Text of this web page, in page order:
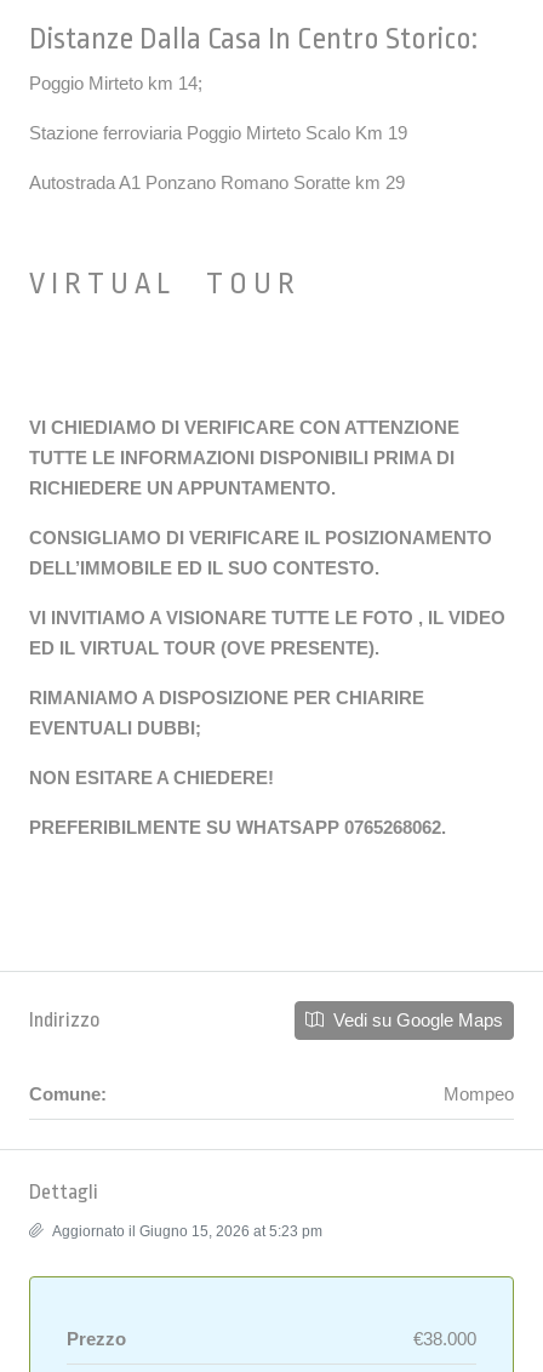
Distanze Dalla Casa In Centro Storico:
Poggio Mirteto km 14;
Stazione ferroviaria Poggio Mirteto Scalo Km 19
Autostrada A1 Ponzano Romano Soratte km 29
V I R T U A L T O U R
VI CHIEDIAMO DI VERIFICARE CON ATTENZIONE
TUTTE LE INFORMAZIONI DISPONIBILI PRIMA DI
RICHIEDERE UN APPUNTAMENTO.
CONSIGLIAMO DI VERIFICARE IL POSIZIONAMENTO
DELL’IMMOBILE ED IL SUO CONTESTO.
VI INVITIAMO A VISIONARE TUTTE LE FOTO , IL VIDEO
ED IL VIRTUAL TOUR (OVE PRESENTE).
RIMANIAMO A DISPOSIZIONE PER CHIARIRE
EVENTUALI DUBBI;
NON ESITARE A CHIEDERE!
PREFERIBILMENTE SU WHATSAPP 0765268062.
Indirizzo Vedi su Google Maps
Comune: Mompeo
Dettagli
Aggiornato il Giugno 15, 2026 at 5:23 pm
Prezzo €38.000